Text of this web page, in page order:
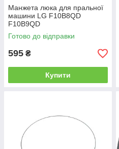
Манжета люка для пральної
машини LG F10B8QD
F10B9QD
Готово до відправки
595 ₴
Купити